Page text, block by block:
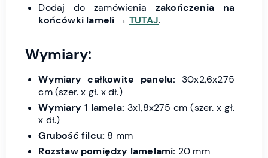
Dodaj do zamówienia zakończenia na
końcówki lameli → TUTAJ.
Wymiary:
Wymiary całkowite panelu: 30x2,6x275
cm (szer. x gł. x dł.)
Wymiary 1 lamela: 3x1,8x275 cm (szer. x gł.
x dł.)
Grubość filcu: 8 mm
Rozstaw pomiędzy lamelami: 20 mm